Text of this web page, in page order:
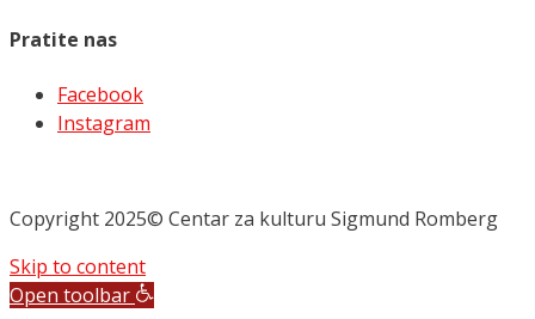
Pratite nas
Facebook
Instagram
Copyright 2025© Centar za kulturu Sigmund Romberg
Skip to content
Open toolbar